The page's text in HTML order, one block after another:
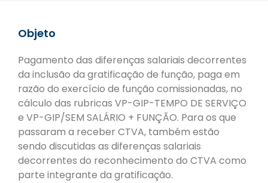
Objeto
Pagamento das diferenças salariais decorrentes
da inclusão da gratificação de função, paga em
razão do exercício de função comissionadas, no
cálculo das rubricas VP-GIP-TEMPO DE SERVIÇO
e VP-GIP/SEM SALÁRIO + FUNÇÃO. Para os que
passaram a receber CTVA, também estão
sendo discutidas as diferenças salariais
decorrentes do reconhecimento do CTVA como
parte integrante da gratificação.